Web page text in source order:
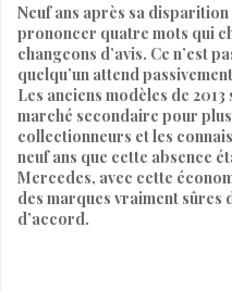
Neuf ans après sa disparition
prononcer quatre mots qui
changeons d’avis. Ce n’est
quelqu’un attend
Les anciens modèles de
marché secondaire pour
collectionneurs et les
neuf ans que cette absence
Mercedes, avec cette
des marques vraiment sûres
d’accord.